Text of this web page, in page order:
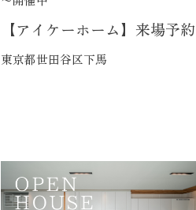
【アイケーホーム】来場予約
東京都世田谷区下馬